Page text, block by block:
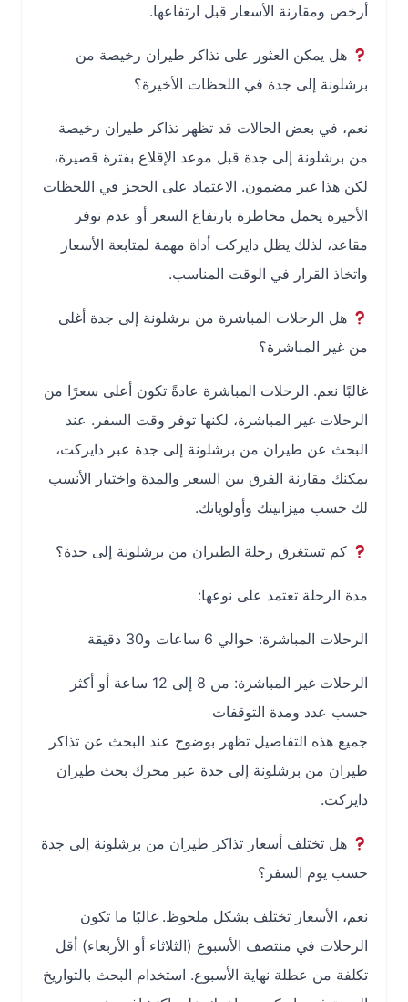
أرخص ومقارنة الأسعار قبل ارتفاعها.
هل يمكن العثور على تذاكر طيران رخيصة من
برشلونة إلى جدة في اللحظات الأخيرة؟
نعم، في بعض الحالات قد تظهر تذاكر طيران رخيصة
من برشلونة إلى جدة قبل موعد الإقلاع بفترة قصيرة،
لكن هذا غير مضمون. الاعتماد على الحجز في اللحظات
الأخيرة يحمل مخاطرة بارتفاع السعر أو عدم توفر
مقاعد، لذلك يظل دايركت أداة مهمة لمتابعة الأسعار
واتخاذ القرار في الوقت المناسب.
هل الرحلات المباشرة من برشلونة إلى جدة أغلى
من غير المباشرة؟
غالبًا نعم. الرحلات المباشرة عادةً تكون أعلى سعرًا من
الرحلات غير المباشرة، لكنها توفر وقت السفر. عند
البحث عن طيران من برشلونة إلى جدة عبر دايركت،
يمكنك مقارنة الفرق بين السعر والمدة واختيار الأنسب
لك حسب ميزانيتك وأولوياتك.
كم تستغرق رحلة الطيران من برشلونة إلى جدة؟
مدة الرحلة تعتمد على نوعها:
الرحلات المباشرة: حوالي 6 ساعات و30 دقيقة
الرحلات غير المباشرة: من 8 إلى 12 ساعة أو أكثر
حسب عدد ومدة التوقفات
جميع هذه التفاصيل تظهر بوضوح عند البحث عن تذاكر
طيران من برشلونة إلى جدة عبر محرك بحث طيران
دايركت.
هل تختلف أسعار تذاكر طيران من برشلونة إلى جدة
حسب يوم السفر؟
نعم، الأسعار تختلف بشكل ملحوظ. غالبًا ما تكون
الرحلات في منتصف الأسبوع (الثلاثاء أو الأربعاء) أقل
تكلفة من عطلة نهاية الأسبوع. استخدام البحث بالتواريخ